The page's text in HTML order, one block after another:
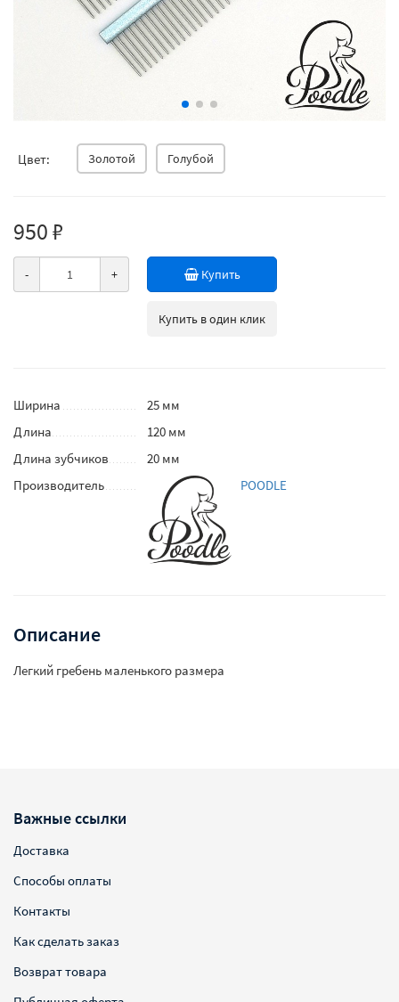
Цвет: Золотой Голубой
950 ₽
- + Купить
Купить в один клик
Ширина
25 мм
Длина
120 мм
Длина зубчиков
20 мм
Производитель
POODLE
Описание
Легкий гребень маленького размера
Важные ссылки
Доставка
Способы оплаты
Контакты
Как сделать заказ
Возврат товара